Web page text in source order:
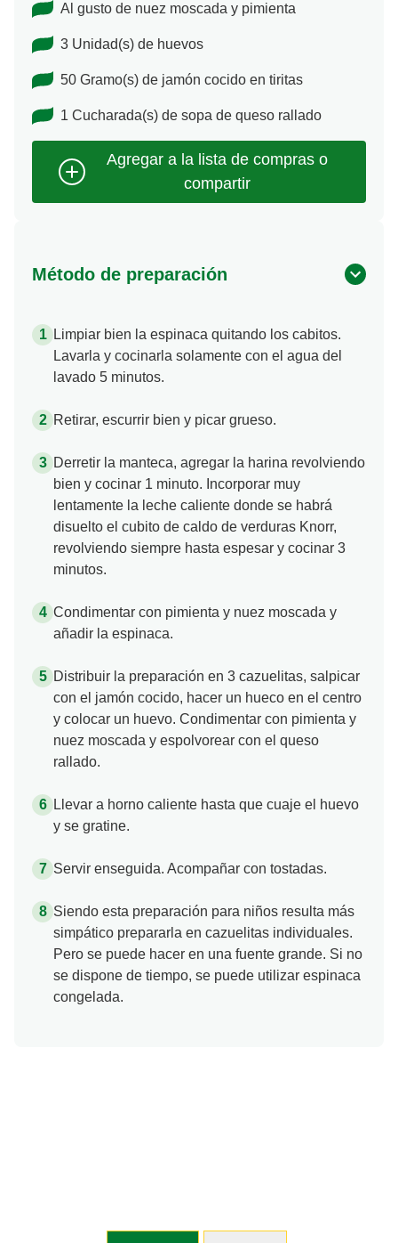
Al gusto de nuez moscada y pimienta
3 Unidad(s) de huevos
50 Gramo(s) de jamón cocido en tiritas
1 Cucharada(s) de sopa de queso rallado
Método de preparación
Limpiar bien la espinaca quitando los cabitos.
Lavarla y cocinarla solamente con el agua del
lavado 5 minutos.
Retirar, escurrir bien y picar grueso.
Derretir la manteca, agregar la harina revolviendo
bien y cocinar 1 minuto. Incorporar muy
lentamente la leche caliente donde se habrá
disuelto el cubito de caldo de verduras Knorr,
revolviendo siempre hasta espesar y cocinar 3
minutos.
Condimentar con pimienta y nuez moscada y
añadir la espinaca.
Distribuir la preparación en 3 cazuelitas, salpicar
con el jamón cocido, hacer un hueco en el centro
y colocar un huevo. Condimentar con pimienta y
nuez moscada y espolvorear con el queso
rallado.
Llevar a horno caliente hasta que cuaje el huevo
y se gratine.
Servir enseguida. Acompañar con tostadas.
Siendo esta preparación para niños resulta más
simpático prepararla en cazuelitas individuales.
Pero se puede hacer en una fuente grande. Si no
se dispone de tiempo, se puede utilizar espinaca
congelada.